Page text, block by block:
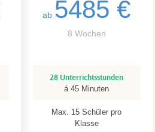
Sprachenjahr
ab 5485 €
8 Wochen
28 Unterrichtsstunden
á 45 Minuten
Max. 15 Schüler pro
Klasse